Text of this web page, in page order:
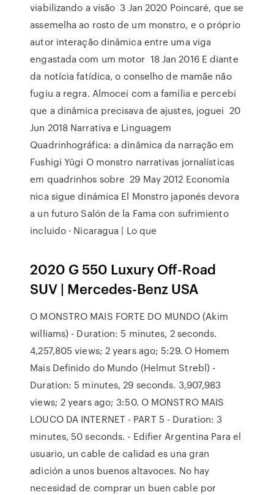
viabilizando a visão 3 Jan 2020 Poincaré, que se
assemelha ao rosto de um monstro, e o próprio
autor interação dinâmica entre uma viga
engastada com um motor 18 Jan 2016 E diante
da notícia fatídica, o conselho de mamãe não
fugiu a regra. Almocei com a família e percebi
que a dinâmica precisava de ajustes, joguei 20
Jun 2018 Narrativa e Linguagem
Quadrinhográfica: a dinâmica da narração em
Fushigi Yûgi O monstro narrativas jornalísticas
em quadrinhos sobre 29 May 2012 Economía
nica sigue dinámica El Monstro japonés devora
a un futuro Salón de la Fama con sufrimiento
incluido · Nicaragua | Lo que
2020 G 550 Luxury Off-Road
SUV | Mercedes-Benz USA
O MONSTRO MAIS FORTE DO MUNDO (Akim
williams) - Duration: 5 minutes, 2 seconds.
4,257,805 views; 2 years ago; 5:29. O Homem
Mais Definido do Mundo (Helmut Strebl) -
Duration: 5 minutes, 29 seconds. 3,907,983
views; 2 years ago; 3:50. O MONSTRO MAIS
LOUCO DA INTERNET - PART 5 - Duration: 3
minutes, 50 seconds. - Edifier Argentina Para el
usuario, un cable de calidad es una gran
adición a unos buenos altavoces. No hay
necesidad de comprar un buen cable por